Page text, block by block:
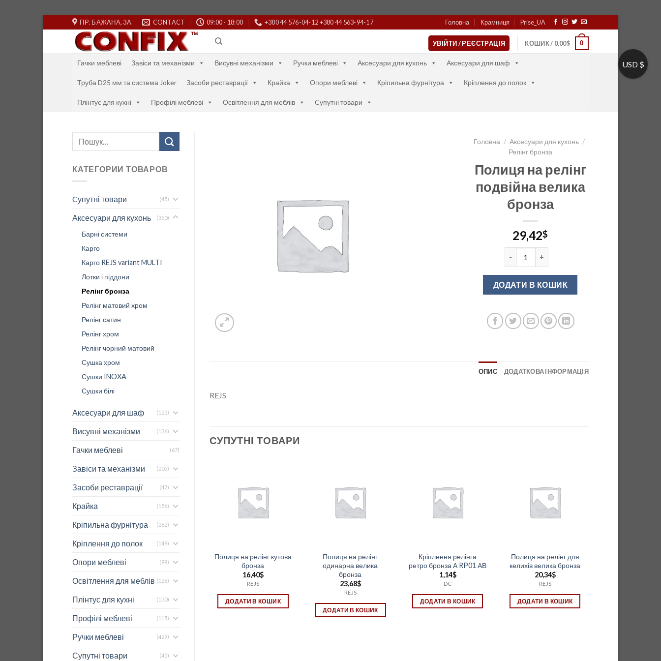
to
ПР. БАЖАНА, 3А CONTACT 09:00 - 18:00 +380 44 576-04-12 +380 44 563-94-17 Головна Крамниця Prise_UA
УВІЙТИ / РЕЄСТРАЦІЯ КОШИК / 0,00$ 0
Гачки меблеві Завіси та механізми Висувні механізми Ручки меблеві Аксесуари для кухонь Аксесуари для шаф
Труба D25 мм та система Joker Засоби реставрації Крайка Опори меблеві Кріпильна фурнітура Кріплення до полок
Плінтус для кухні Профілі меблеві Освітлення для меблів Cупутні товари
Шукати:
КАТЕГОРИИ ТОВАРОВ
Cупутні товари (45)
Аксесуари для кухонь (350)
Барні системи
Карго
Карго REJS variant MULTI
Лотки і піддони
Релінг бронза
Релінг матовий хром
Релінг сатин
Релінг хром
Релінг чорний матовий
Сушка хром
Сушки INOXA
Сушки білі
Аксесуари для шаф (125)
Висувні механізми (136)
Гачки меблеві (67)
Завіси та механізми (205)
Засоби реставрації (47)
Крайка (156)
Кріпильна фурнітура (262)
Кріплення до полок (149)
Опори меблеві (99)
Освітлення для меблів (126)
Плінтус для кухні (130)
Профілі меблеві (115)
Ручки меблеві (429)
Супутні товари (45)
Головна / Аксесуари для кухонь /
Релінг бронза
Полиця на релінг
подвійна велика
бронза
29,42$
ДОДАТИ В КОШИК
ОПИС ДОДАТКОВА ІНФОРМАЦІЯ
REJS
СУПУТНІ ТОВАРИ
Полиця на релінг кутова
бронза
16,40$
REJS
ДОДАТИ В КОШИК
Полиця на релінг
одинарна велика
бронза
23,68$
REJS
ДОДАТИ В КОШИК
Кріплення релінга
ретро бронза А RP01 АВ
1,14$
DC
ДОДАТИ В КОШИК
Полиця на релінг для
келихів велика бронза
20,34$
REJS
ДОДАТИ В КОШИК
посуду бронза
ДОДАТИ В КОШИК
паперового рушника й
17,80$
USD $